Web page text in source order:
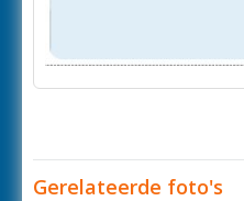
Gerelateerde foto's